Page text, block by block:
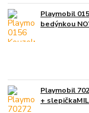
Playmobil
bedýnkou
Playmobil
+